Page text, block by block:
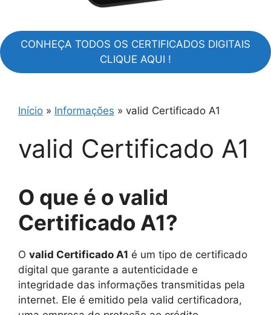
CONHEÇA TODOS OS CERTIFICADOS DIGITAIS
CLIQUE AQUI !
Início » Informações » valid Certificado A1
valid Certificado A1
O que é o valid
Certificado A1?
O valid Certificado A1 é um tipo de certificado
digital que garante a autenticidade e
integridade das informações transmitidas pela
internet. Ele é emitido pela valid certificadora,